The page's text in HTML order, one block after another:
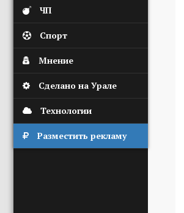
ЧП
Спорт
Мнение
Сделано на Урале
Технологии
Разместить рекламу